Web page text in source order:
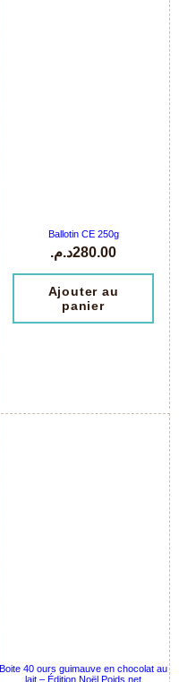
Ballotin CE 250g
280.00د.م.
Ajouter au
panier
Boite 40 ours guimauve en chocolat au
lait – Édition Noël Poids net